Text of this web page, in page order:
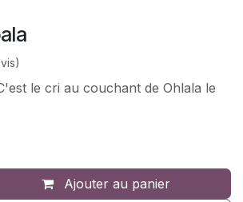
le cri au couchant de Ohlala le
Ajouter au panier